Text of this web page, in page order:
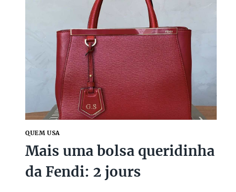
FASHIONISTA
QUEM USA
Mais uma bolsa queridinha
da Fendi: 2 jours